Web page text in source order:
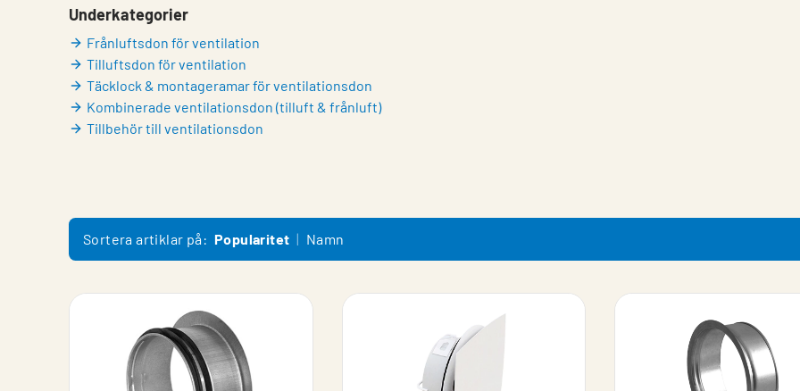
Underkategorier
Frånluftsdon för ventilation
Tilluftsdon för ventilation
Täcklock & montageramar för ventilationsdon
Kombinerade ventilationsdon (tilluft & frånluft)
Tillbehör till ventilationsdon
Sortera artiklar på: Popularitet Namn